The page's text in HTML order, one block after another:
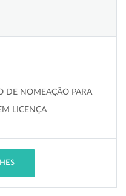
DE NOMEAÇÃO PARA
LICENÇA